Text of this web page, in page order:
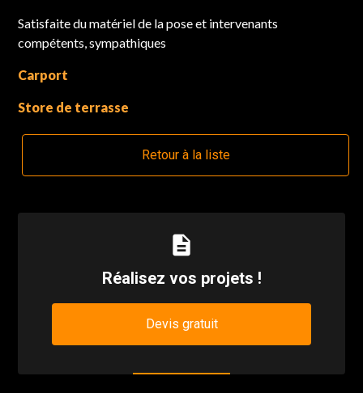
Satisfaite du matériel de la pose et intervenants
compétents, sympathiques
Carport
Store de terrasse
Retour à la liste
description
Réalisez vos projets !
Devis gratuit